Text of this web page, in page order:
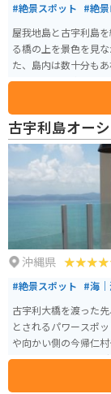
#絶景スポット #絶
屋我地島と古宇利島
る橋の上を景色を見
た、島内は数十分も
らドライブを楽しめ
古宇利島オー
沖縄県
#絶景スポット #海
古宇利大橋を渡った
とされるパワースポ
や向かい側の今帰仁
も高く、エメラルド